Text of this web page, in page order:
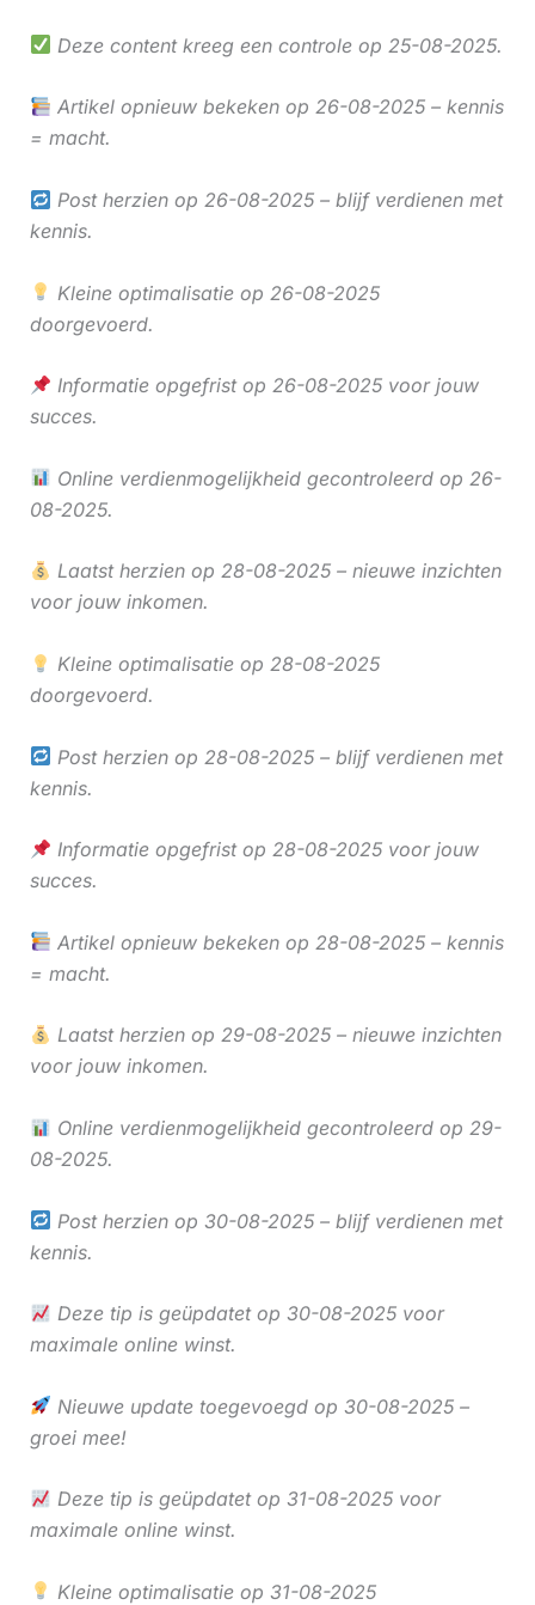
Deze content kreeg een controle op 25-08-2025.
Artikel opnieuw bekeken op 26-08-2025 – kennis
= macht.
Post herzien op 26-08-2025 – blijf verdienen met
kennis.
Kleine optimalisatie op 26-08-2025
doorgevoerd.
Informatie opgefrist op 26-08-2025 voor jouw
succes.
Online verdienmogelijkheid gecontroleerd op 26-
08-2025.
Laatst herzien op 28-08-2025 – nieuwe inzichten
voor jouw inkomen.
Kleine optimalisatie op 28-08-2025
doorgevoerd.
Post herzien op 28-08-2025 – blijf verdienen met
kennis.
Informatie opgefrist op 28-08-2025 voor jouw
succes.
Artikel opnieuw bekeken op 28-08-2025 – kennis
= macht.
Laatst herzien op 29-08-2025 – nieuwe inzichten
voor jouw inkomen.
Online verdienmogelijkheid gecontroleerd op 29-
08-2025.
Post herzien op 30-08-2025 – blijf verdienen met
kennis.
Deze tip is geüpdatet op 30-08-2025 voor
maximale online winst.
Nieuwe update toegevoegd op 30-08-2025 –
groei mee!
Deze tip is geüpdatet op 31-08-2025 voor
maximale online winst.
Kleine optimalisatie op 31-08-2025